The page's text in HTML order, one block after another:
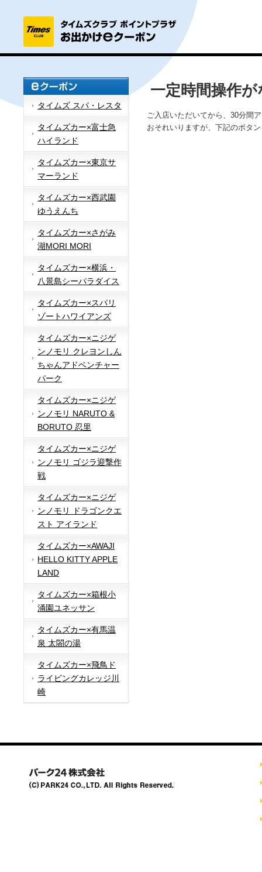
タイムズ スパ・レスタ
タイムズカー×富士急
ハイランド
タイムズカー×東京サ
マーランド
タイムズカー×西武園
ゆうえんち
タイムズカー×さがみ
湖MORI MORI
タイムズカー×横浜・
八景島シーパラダイス
タイムズカー×スパリ
ゾートハワイアンズ
タイムズカー×ニジゲ
ンノモリ クレヨンしん
ちゃんアドベンチャー
パーク
タイムズカー×ニジゲ
ンノモリ NARUTO &
BORUTO 忍里
タイムズカー×ニジゲ
ンノモリ ゴジラ迎撃作
戦
タイムズカー×ニジゲ
ンノモリ ドラゴンクエ
スト アイランド
タイムズカー×AWAJI
HELLO KITTY APPLE
LAND
タイムズカー×箱根小
涌園ユネッサン
タイムズカー×有馬温
泉 太閤の湯
タイムズカー×飛鳥ド
ライビングカレッジ川
崎
一定時間操作
ご入店いただいてから、30分間
おそれいりますが、下記のボタ